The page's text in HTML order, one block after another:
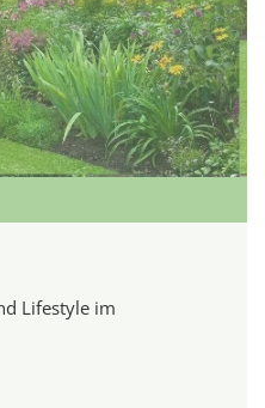
Lifestyle im